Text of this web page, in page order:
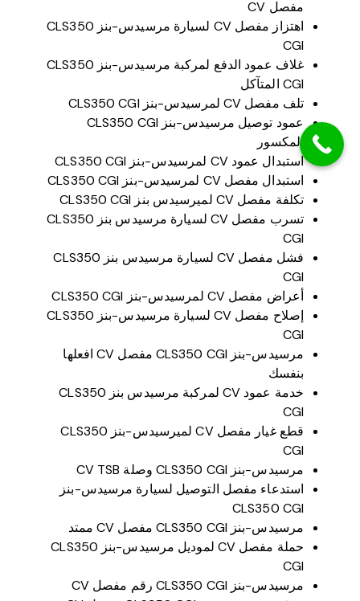
مفصل CV
اهتزاز مفصل CV لسيارة مرسيدس-بنز CLS350
CGI
غلاف عمود الدفع لمركبة مرسيدس-بنز CLS350
CGI المتآكل
تلف مفصل CV لمرسيدس-بنز CLS350 CGI
عمود توصيل مرسيدس-بنز CLS350 CGI
المكسور
استبدال عمود CV لمرسيدس-بنز CLS350 CGI
استبدال مفصل CV لمرسيدس-بنز CLS350 CGI
تكلفة مفصل CV لميرسيدس بنز CLS350 CGI
تسرب مفصل CV لسيارة مرسيدس بنز CLS350
CGI
فشل مفصل CV لسيارة مرسيدس بنز CLS350
CGI
أعراض مفصل CV لمرسيدس-بنز CLS350 CGI
إصلاح مفصل CV لسيارة مرسيدس-بنز CLS350
CGI
مرسيدس-بنز CLS350 CGI مفصل CV افعلها
بنفسك
خدمة عمود CV لمركبة مرسيدس بنز CLS350
CGI
قطع غيار مفصل CV لميرسيدس-بنز CLS350
CGI
مرسيدس-بنز CLS350 CGI وصلة CV TSB
استدعاء مفصل التوصيل لسيارة مرسيدس-بنز
CLS350 CGI
مرسيدس-بنز CLS350 CGI مفصل CV ممتد
حملة مفصل CV لموديل مرسيدس-بنز CLS350
CGI
مرسيدس-بنز CLS350 CGI رقم مفصل CV